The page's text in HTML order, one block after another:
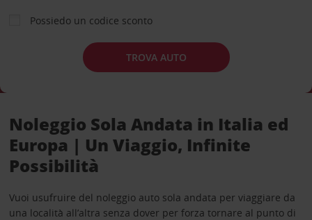
Possiedo un codice sconto
TROVA AUTO
Noleggio Sola Andata in Italia ed
Europa | Un Viaggio, Infinite
Possibilità
Vuoi usufruire del noleggio auto sola andata per viaggiare da
una località all’altra senza dover per forza tornare al punto di